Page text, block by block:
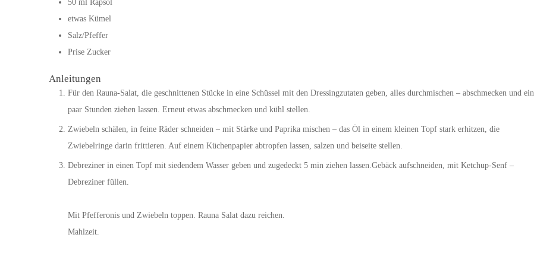
50 ml Rapsöl
etwas Kümel
Salz/Pfeffer
Prise Zucker
Anleitungen
Für den Rauna-Salat, die geschnittenen Stücke in eine Schüssel mit den Dressingzutaten geben, alles durchmischen – abschmecken und ein
paar Stunden ziehen lassen. Erneut etwas abschmecken und kühl stellen.
Zwiebeln schälen, in feine Räder schneiden – mit Stärke und Paprika mischen – das Öl in einem kleinen Topf stark erhitzen, die
Zwiebelringe darin frittieren. Auf einem Küchenpapier abtropfen lassen, salzen und beiseite stellen.
Debreziner in einen Topf mit siedendem Wasser geben und zugedeckt 5 min ziehen lassen.Gebäck aufschneiden, mit Ketchup-Senf –
Debreziner füllen.
Mit Pfefferonis und Zwiebeln toppen. Rauna Salat dazu reichen.
Mahlzeit.